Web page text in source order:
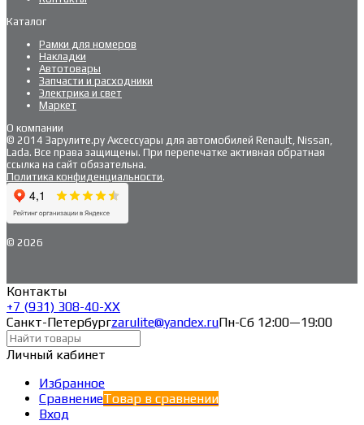
Каталог
Рамки для номеров
Накладки
Автотовары
Запчасти и расходники
Электрика и свет
Маркет
О компании
© 2014 Зарулите.ру Аксессуары для автомобилей Renault, Nissan,
Lada. Все права защищены. При перепечатке активная обратная
ссылка на сайт обязательна.
Политика конфиденциальности.
© 2026
Контакты
+7 (931) 308-40-ХХ
Санкт-Петербургzarulite@yandex.ruПн-Сб 12:00—19:00
Личный кабинет
Избранное
СравнениеТовар в сравнении
Вход